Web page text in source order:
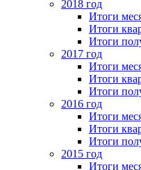
2018 год
Итоги
Итоги
Итоги
2017 год
Итоги
Итоги
Итоги
2016 год
Итоги
Итоги
Итоги
2015 год
Итоги